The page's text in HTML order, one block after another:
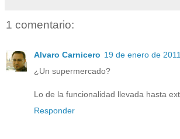
1 comentario:
Alvaro Carnicero 19 de enero de
¿Un supermercado?
Lo de la funcionalidad llevada hasta
Responder